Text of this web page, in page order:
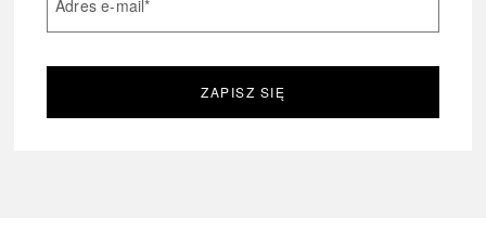
Adres e-mail*
ZAPISZ SIĘ